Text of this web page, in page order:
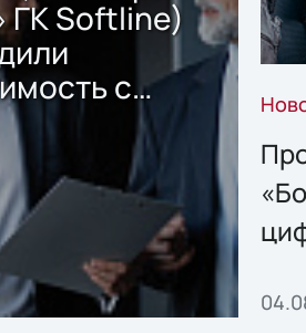
ГК Softline)
с
Sharx
для
данных